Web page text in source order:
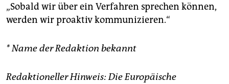
„Sobald wir über ein Verfahren sprechen können,
werden wir proaktiv kommunizieren.“
* Name der Redaktion bekannt
Redaktioneller Hinweis: Die Europäische